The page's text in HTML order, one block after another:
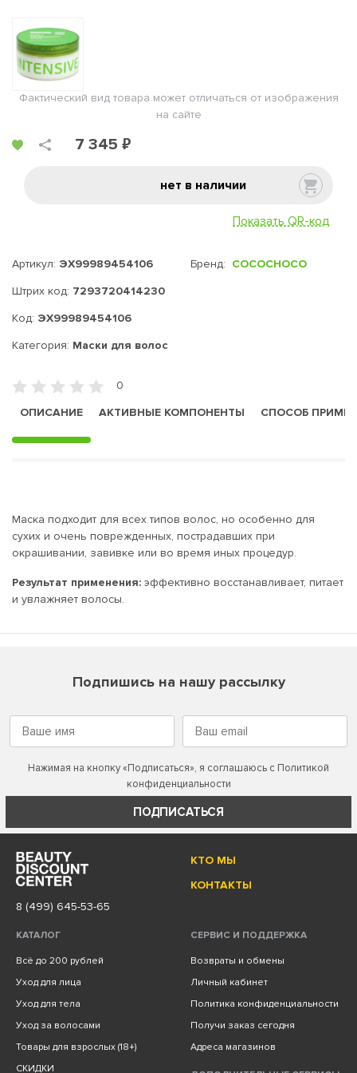
Фактический вид товара может отличаться от изображения
на сайте
7 345 ₽
нет в наличии
Показать QR-код
Артикул: ЭХ99989454106
Штрих код: 7293720414230
Код: ЭХ99989454106
Бренд: COCOCHOCO
Категория: Маски для волос
0
ОПИСАНИЕ
АКТИВНЫЕ КОМПОНЕНТЫ СПОСОБ
Маска подходит для всех типов волос, но особенно для
сухих и очень поврежденных, пострадавших при
окрашивании, завивке или во время иных процедур.
Результат применения: эффективно восстанавливает, питает
и увлажняет волосы.
Подпишись на нашу рассылку
Нажимая на кнопку «Подписаться», я соглашаюсь с Политикой
конфиденциальности
ПОДПИСАТЬСЯ
КТО МЫ
КОНТАКТЫ
8 (499) 645-53-65
КАТАЛОГ
Всё до 200 рублей
Уход для лица
Уход для тела
Уход за волосами
Товары для взрослых (18+)
СКИДКИ
СЕРВИС И ПОДДЕРЖКА
Возвраты и обмены
Личный кабинет
Политика конфиденциальности
Получи заказ сегодня
Адреса магазинов